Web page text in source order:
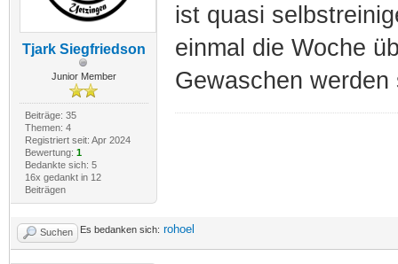
Tjark Siegfriedson
Junior Member
Beiträge: 35
Themen: 4
Registriert seit: Apr 2024
Bewertung: 1
Bedankte sich: 5
16x gedankt in 12
Beiträgen
ist quasi
einmal die Woche
Gewaschen
Suchen Es bedanken sich: rohoel